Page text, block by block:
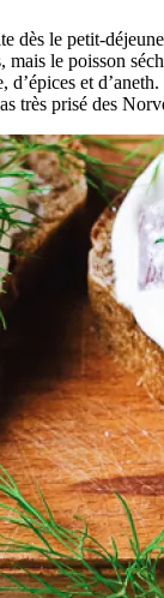
dès le petit-
mais le poisson
d’épices et
très prisé des